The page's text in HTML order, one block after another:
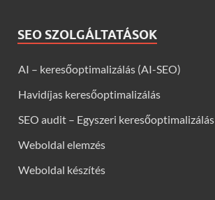
SEO SZOLGÁLTATÁSOK
AI – keresőoptimalizálás (AI-SEO)
Havidíjas keresőoptimalizálás
SEO audit – Egyszeri keresőoptimalizálás
Weboldal elemzés
Weboldal készítés